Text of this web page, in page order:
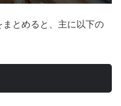
とめると、主に以下の